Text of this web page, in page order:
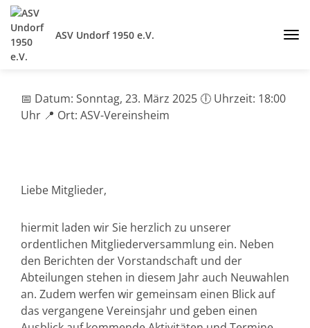
ASV Undorf 1950 e.V.
📅 Datum: Sonntag, 23. März 2025 🕕 Uhrzeit: 18:00
Uhr 📍 Ort: ASV-Vereinsheim
Liebe Mitglieder,
hiermit laden wir Sie herzlich zu unserer
ordentlichen Mitgliederversammlung ein. Neben
den Berichten der Vorstandschaft und der
Abteilungen stehen in diesem Jahr auch Neuwahlen
an. Zudem werfen wir gemeinsam einen Blick auf
das vergangene Vereinsjahr und geben einen